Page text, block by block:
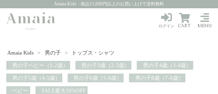
Amaia Kids・税込11,000円以上のお買い上げで送料無料
MENU
ログイン CART
Amaia Kids > 男の子 > トップス・シャツ
男の子ベビー（1-2歳） 男の子3歳（2-3歳） 男の子4歳（3-4歳）
男の子5歳（4-5歳） 男の子6歳（5-6歳） 男の子8歳（7-8歳）
ベビー SALE最大50%OFF